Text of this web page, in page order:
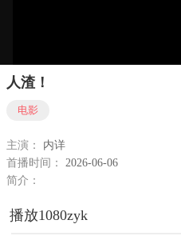
人渣！
电影
主演：
内详
首播时间：
2026-06-06
简介：
播放1080zyk